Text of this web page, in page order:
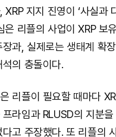
XRP 지지 진영이 ‘사실과
은 리플의 사업이 XRP 보
과, 실제로는 생태계 확
의 충돌이다.
리플이 필요할 때마다
라임과 RLUSD의 지분을
고 주장했다. 또 리플의